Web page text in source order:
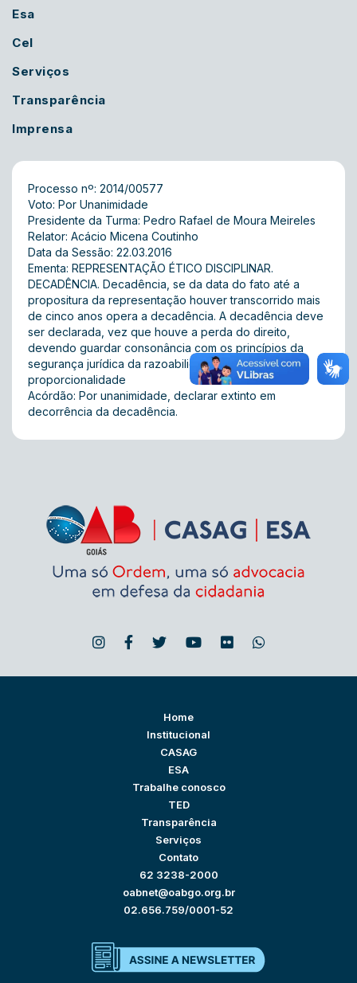
Esa
Cel
Serviços
Transparência
Imprensa
Processo nº: 2014/00577
Voto: Por Unanimidade
Presidente da Turma: Pedro Rafael de Moura Meireles
Relator: Acácio Micena Coutinho
Data da Sessão: 22.03.2016
Ementa: REPRESENTAÇÃO ÉTICO DISCIPLINAR.
DECADÊNCIA. Decadência, se da data do fato até a
propositura da representação houver transcorrido mais
de cinco anos opera a decadência. A decadência deve
ser declarada, vez que houve a perda do direito,
devendo guardar consonância com os princípios da
segurança jurídica da razoabilidade e da
proporcionalidade
Acórdão: Por unanimidade, declarar extinto em
decorrência da decadência.
Home
Institucional
CASAG
ESA
Trabalhe conosco
TED
Transparência
Serviços
Contato
62 3238-2000
oabnet@oabgo.org.br
02.656.759/0001-52